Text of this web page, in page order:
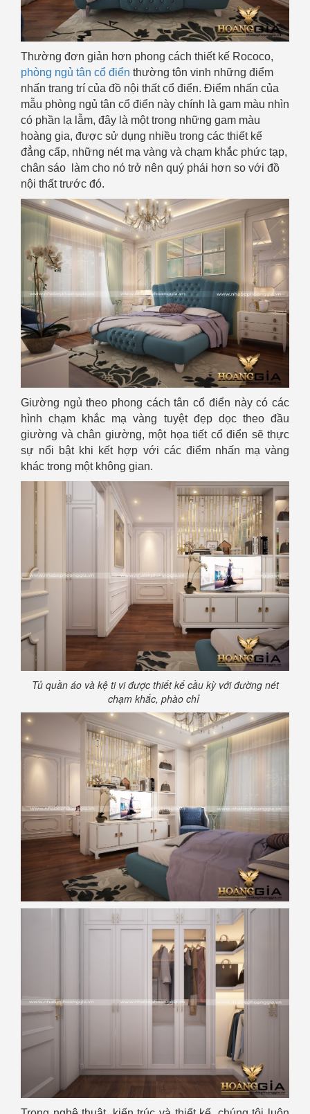
Thường đơn giản hơn phong cách thiết kế Rococo,
phòng ngủ tân cổ điển thường tôn vinh những điểm
nhấn trang trí của đồ nội thất cổ điển. Điểm nhấn của
mẫu phòng ngủ tân cổ điển này chính là gam màu nhìn
có phần lạ lẫm, đây là một trong những gam màu
hoàng gia, được sử dụng nhiều trong các thiết kế
đẳng cấp, những nét mạ vàng và chạm khắc phức tạp,
chân sáo làm cho nó trở nên quý phái hơn so với đồ
nội thất trước đó.
Giường ngủ theo phong cách tân cổ điển này có các
hình chạm khắc mạ vàng tuyệt đẹp dọc theo đầu
giường và chân giường, một họa tiết cổ điển sẽ thực
sự nổi bật khi kết hợp với các điểm nhấn mạ vàng
khác trong một không gian.
Tủ quần áo và kệ ti vi được thiết kế cầu kỳ với đường nét
chạm khắc, phào chỉ